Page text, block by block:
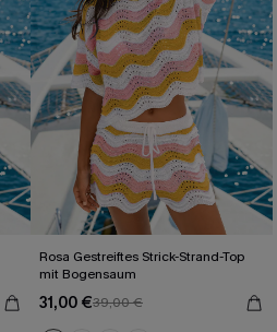
Rosa Gestreiftes Strick-Strand-Top
mit Bogensaum
31,00 €39,00 €